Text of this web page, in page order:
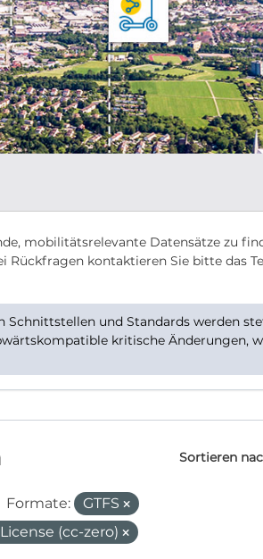
mobilitätsrelevante Datensätze zu
Rückfragen kontaktieren Sie bitte das
Schnittstellen und Standards werden
kritische Änderungen,
Sortieren
Formate:
GTFS
(cc-zero)